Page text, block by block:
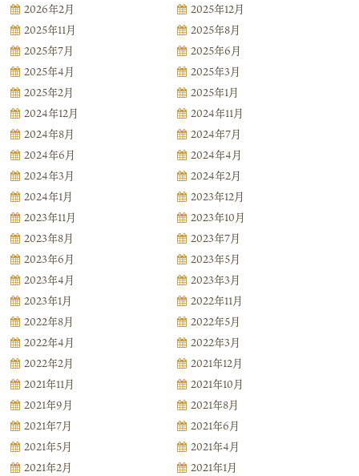
2026年2月
2025年12月
2025年11月
2025年8月
2025年7月
2025年6月
2025年4月
2025年3月
2025年2月
2025年1月
2024年12月
2024年11月
2024年8月
2024年7月
2024年6月
2024年4月
2024年3月
2024年2月
2024年1月
2023年12月
2023年11月
2023年10月
2023年8月
2023年7月
2023年6月
2023年5月
2023年4月
2023年3月
2023年1月
2022年11月
2022年8月
2022年5月
2022年4月
2022年3月
2022年2月
2021年12月
2021年11月
2021年10月
2021年9月
2021年8月
2021年7月
2021年6月
2021年5月
2021年4月
2021年2月
2021年1月